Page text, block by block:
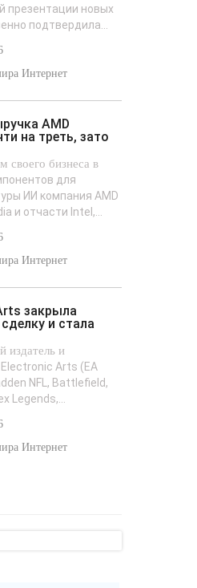
презентации новых
подтвердила...
Интернет
на треть, зато
своего бизнеса в
для
ИИ компания AMD
и отчасти Intel,...
Интернет
и стала
издатель и
Arts (EA
NFL, Battlefield,
Legends,...
Интернет